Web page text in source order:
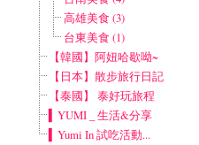
高雄美食 (3)
台東美食 (1)
【韓國】阿妞哈歇呦~
【日本】散步旅行日記
【泰國】 泰好玩旅程
▍YUMI _ 生活&分享
▍Yumi In 試吃活動...